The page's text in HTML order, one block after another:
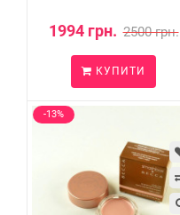
1994 грн. 2500 грн.
КУПИТИ
-13%